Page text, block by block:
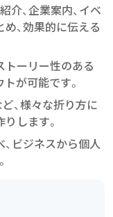
、企業案内、イベ
、効果的に伝える
トーリー性のある
が可能です。
、様々な折り方に
します。
ビジネスから個人